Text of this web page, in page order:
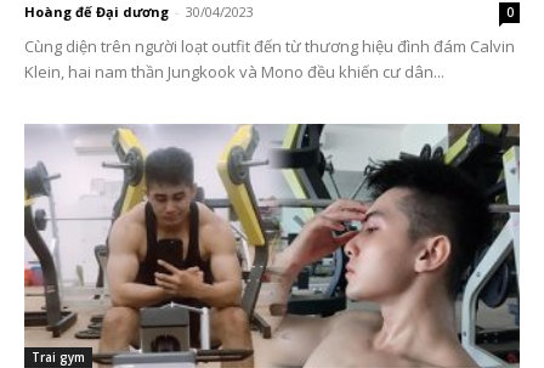
Hoàng đế Đại dương - 30/04/2023 0
Cùng diện trên người loạt outfit đến từ thương hiệu đình đám Calvin
Klein, hai nam thần Jungkook và Mono đều khiến cư dân...
Trai gym